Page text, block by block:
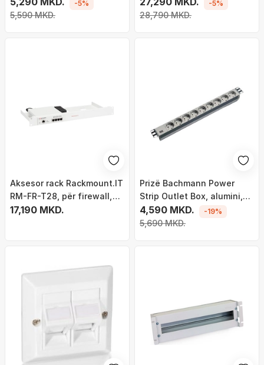
5,590 MKD.
-5%
28,790 MKD.
-5%
Aksesor rack Rackmount.IT
RM-FR-T28, për firewall,
për rack 19", metalik
17,190 MKD.
Prizë Bachmann Power
Strip Outlet Box, alumini,
gri
4,590 MKD.
5,690 MKD.
-19%